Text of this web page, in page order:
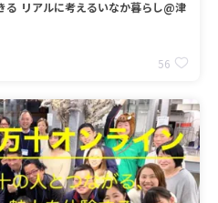
る リアルに考えるいなか暮らし@津
56